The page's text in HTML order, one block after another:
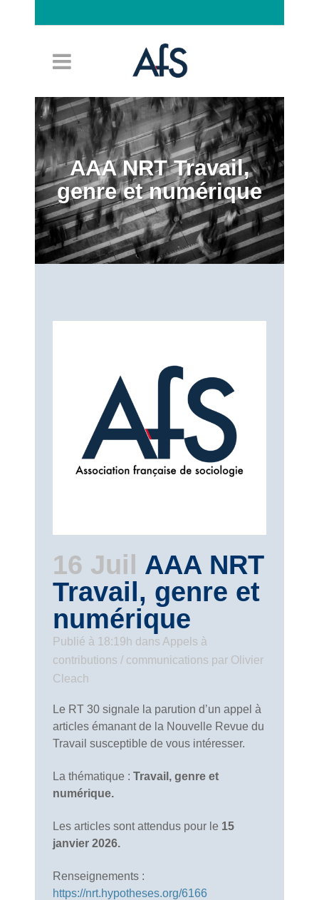
AAA NRT Travail,
genre et numérique
16 Juil AAA NRT
Travail, genre et
numérique
Publié à 18:19h dans Appels à
contributions / communications par Olivier
Cleach
Le RT 30 signale la parution d’un appel à
articles émanant de la Nouvelle Revue du
Travail susceptible de vous intéresser.
La thématique : Travail, genre et
numérique.
Les articles sont attendus pour le 15
janvier 2026.
Renseignements :
https://nrt.hypotheses.org/6166